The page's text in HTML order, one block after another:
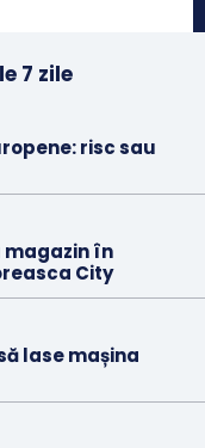
7 zile
risc sau
magazin în
City
lase mașina